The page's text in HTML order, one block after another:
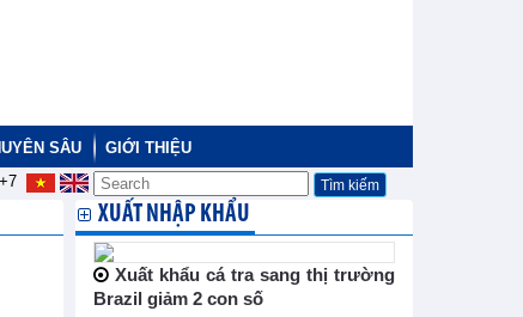
SÂU
GIỚI THIỆU
XUẤT NHẬP KHẨU
Xuất khẩu cá tra sang thị trường
Brazil giảm 2 con số